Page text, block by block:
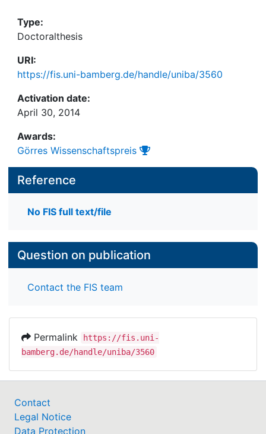
Type:
Doctoralthesis
URI:
https://fis.uni-bamberg.de/handle/uniba/3560
Activation date:
April 30, 2014
Awards:
Görres Wissenschaftspreis
Reference
No FIS full text/file
Question on publication
Contact the FIS team
Permalink
https://fis.uni-
bamberg.de/handle/uniba/3560
Contact
Legal Notice
Data Protection